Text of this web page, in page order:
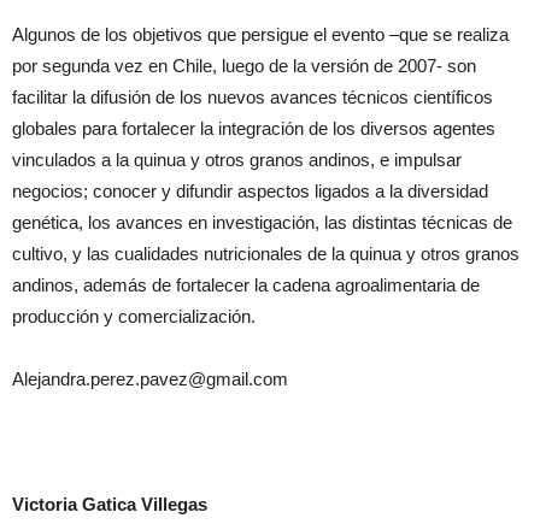
Algunos de los objetivos que persigue el evento –que se realiza
por segunda vez en Chile, luego de la versión de 2007- son
facilitar la difusión de los nuevos avances técnicos científicos
globales para fortalecer la integración de los diversos agentes
vinculados a la quinua y otros granos andinos, e impulsar
negocios; conocer y difundir aspectos ligados a la diversidad
genética, los avances en investigación, las distintas técnicas de
cultivo, y las cualidades nutricionales de la quinua y otros granos
andinos, además de fortalecer la cadena agroalimentaria de
producción y comercialización.
Alejandra.perez.pavez@gmail.com
Victoria Gatica Villegas